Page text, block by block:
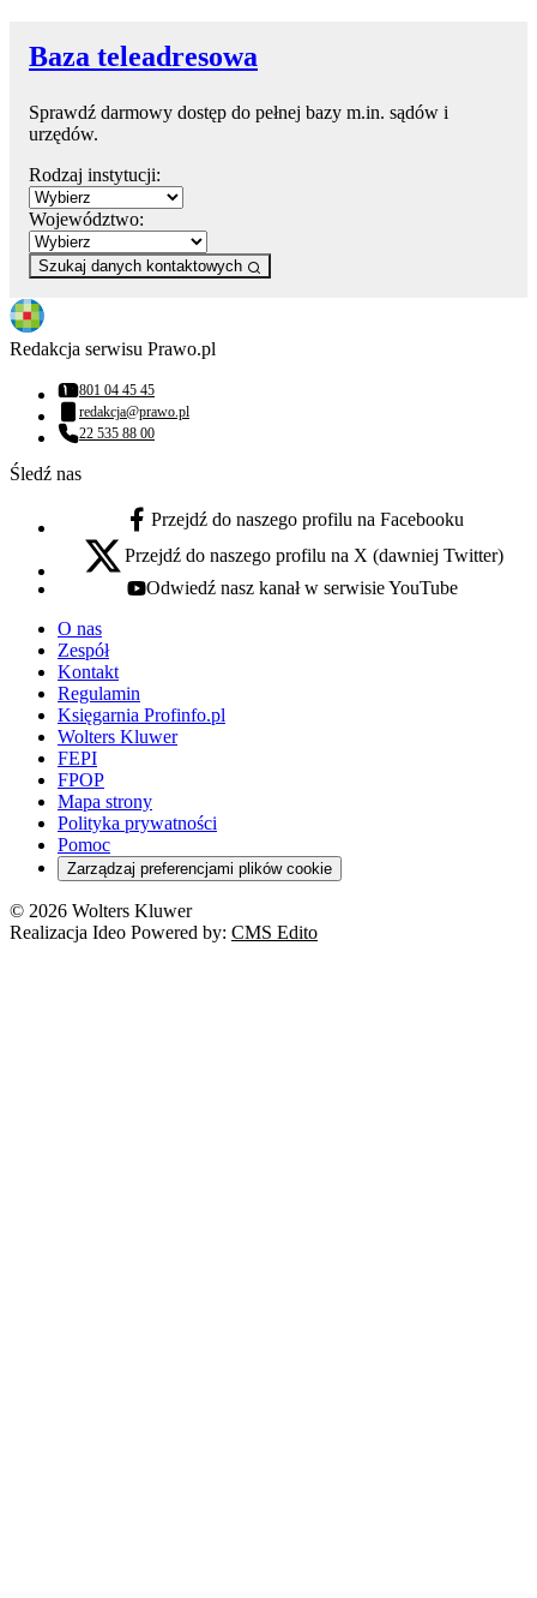
Baza teleadresowa
Sprawdź darmowy dostęp do pełnej bazy m.in. sądów i
urzędów.
Rodzaj instytucji:
Województwo:
Szukaj danych kontaktowych
Redakcja serwisu Prawo.pl
Numer telefonu:
801 04 45 45
Adres email:
redakcja@prawo.pl
Numer telefonu:
22 535 88 00
Śledź nas
facebook - otwiera się w nowej karcie
Przejdź do naszego profilu na Facebooku
x - otwiera się w nowej karcie
Przejdź do naszego profilu na X (dawniej Twitter)
youtube - otwiera się w nowej karcie
Odwiedź nasz kanał w serwisie YouTube
O nas
Zespół
Kontakt
Regulamin
Księgarnia Profinfo.pl
Wolters Kluwer
FEPI
FPOP
Mapa strony
Polityka prywatności
Pomoc
Zarządzaj preferencjami plików cookie
© 2026 Wolters Kluwer
Realizacja Ideo Powered by: CMS Edito